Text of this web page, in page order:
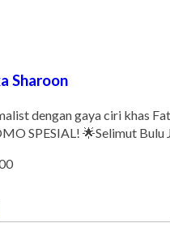
Sharoon
dengan gaya ciri khas
SPESIAL! 🌟Selimut